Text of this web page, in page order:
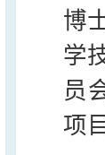
博
学
员
项